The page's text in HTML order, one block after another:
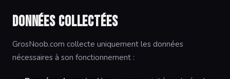
Données collectées
GrosNoob.com collecte uniquement les données
nécessaires à son fonctionnement :